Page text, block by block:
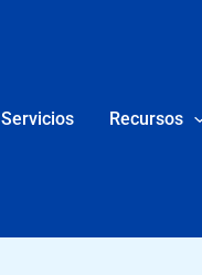
Servicios Recursos